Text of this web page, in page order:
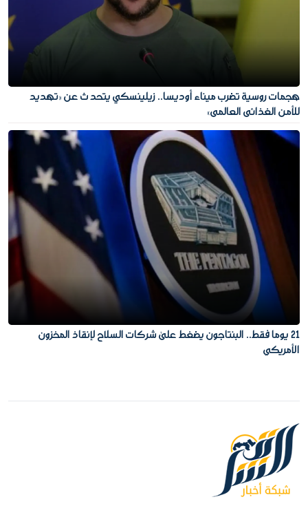
هجمات روسية تضرب ميناء أوديسا.. زيلينسكي يتحدث عن «تهديد
للأمن الغذائي العالمي»
21 يوما فقط.. البنتاجون يضغط على شركات السلاح لإنقاذ المخزون
الأمريكي